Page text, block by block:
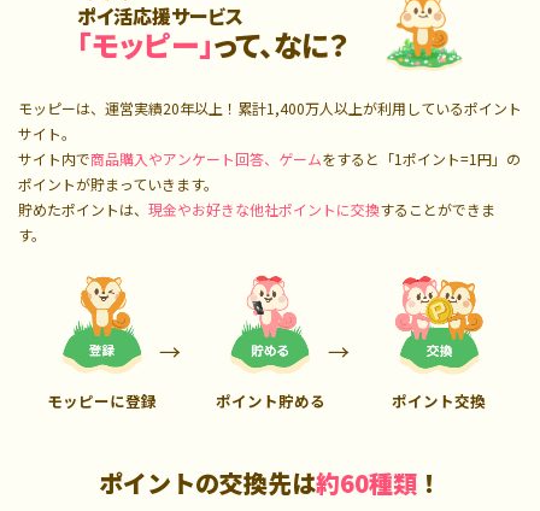
ポイ活応援サービス
「モッピー」って、なに？
モッピーは、運営実績20年以上！累計1,400万人以上が利用しているポイント
サイト。
サイト内で商品購入やアンケート回答、ゲームをすると「1ポイント=1円」の
ポイントが貯まっていきます。
貯めたポイントは、 現金やお好きな他社ポイントに交換することができま
す。
モッピーに登録 ポイント貯める ポイント交換
ポイントの交換先は約60種類 ！